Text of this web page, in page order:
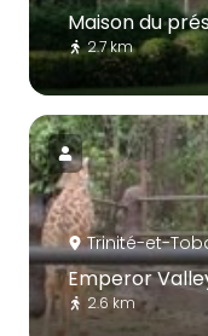
Maison du
2.7 km
Trinité-et-
Emperor
2.6 km